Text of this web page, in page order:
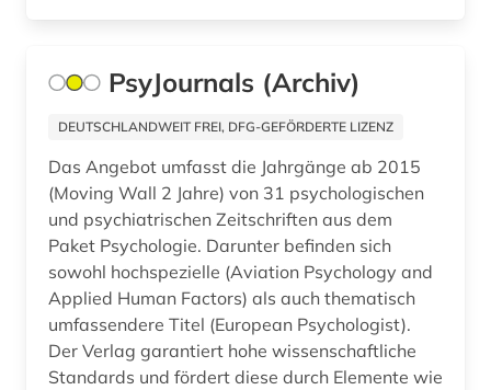
film (4)
filmwissenschaft (1)
finanzwesen (1)
finanzwissenschaft (1)
finnland (1)
PsyJournals (Archiv)
DEUTSCHLANDWEIT FREI, DFG-GEFÖRDERTE LIZENZ
Das Angebot umfasst die Jahrgänge ab 2015
(Moving Wall 2 Jahre) von 31 psychologischen
und psychiatrischen Zeitschriften aus dem
Paket Psychologie. Darunter befinden sich
sowohl hochspezielle (Aviation Psychology and
Applied Human Factors) als auch thematisch
umfassendere Titel (European Psychologist).
Der Verlag garantiert hohe wissenschaftliche
Standards und fördert diese durch Elemente wie